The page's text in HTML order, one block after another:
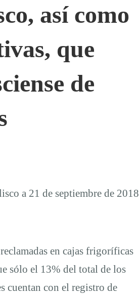
así como
que
de
a 21 de septiembre de 2018
en cajas frigoríficas
sólo el 13% del total de los
cuentan con el registro de